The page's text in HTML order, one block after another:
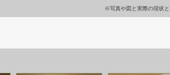
※写真や図と実際の現状